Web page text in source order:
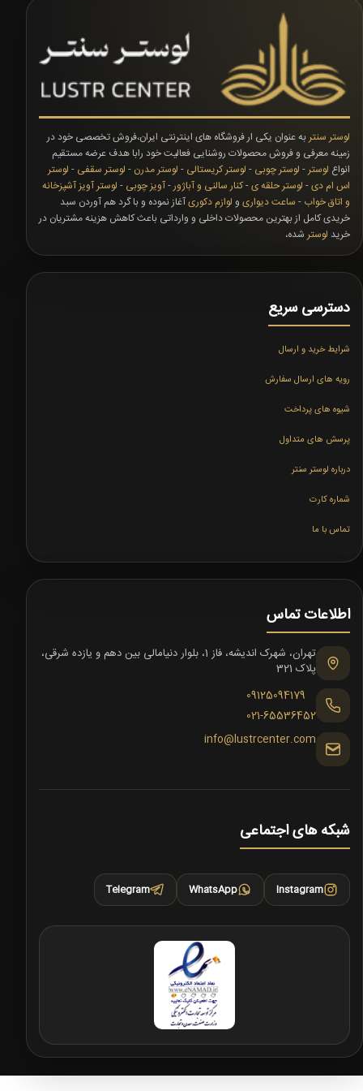
لوستر سنتر به عنوان یکی ار فروشگاه های اینترنتی ایران،فروش تخصصی خود در
زمینه معرفی و فروش محصولات روشنایی فعالیت خود رابا هدف عرضه مستقیم
انواع لوستر - لوستر چوبی - لوستر کریستالی - لوستر مدرن - لوستر سقفی - لوستر
اس ام دی- لوستر حلقه ی-کنار سالنی و آباژور-آویز چوبی - لوستر آویز آشپزخانه
و اتاق خواب - ساعت دیواری و لوازم دکوریآغاز نموده و با گرد هم آوردن سبد
خریدی کامل از بهترین محصولات داخلی و وارداتی باعث کاهش هزینه مشتریان در
خرید لوستر شده،
دسترسی سریع
شرایط خرید و ارسال
رویه های ارسال سفارش
شیوه های پرداخت
پرسش های متداول
درباره لوستر سنتر
شماره کارت
تماس با ما
اطلاعات تماس
تهران، شهرک اندیشه، فاز 1، بلوار دنیامالی بین دهم و یازده شرقی،
پلاک 321
09125094179
021-65536452
info@lustrcenter.com
شبکه های اجتماعی
Instagram
WhatsApp
Telegram